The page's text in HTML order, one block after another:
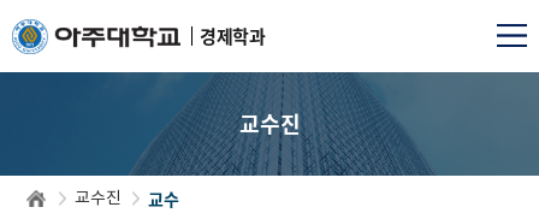
경제학과
교수진
교수진 교수